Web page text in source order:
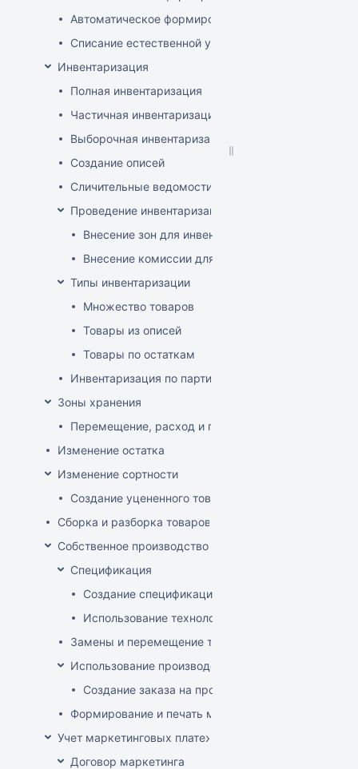
Автоматическое формирование документов
Списание естественной убыли
Инвентаризация
Полная инвентаризация
Частичная инвентаризация
Выборочная инвентаризация
Создание описей
Сличительные ведомости
Проведение инвентаризации по зонам и комиссиям
Внесение зон для инвентаризации
Внесение комиссии для инвентаризации
Типы инвентаризации
Множество товаров
Товары из описей
Товары по остаткам
Инвентаризация по партиям
Зоны хранения
Перемещение, расход и приход на зону хранения
Изменение остатка
Изменение сортности
Создание уцененного товара
Сборка и разборка товаров
Собственное производство
Спецификация
Создание спецификации
Использование технологий
Замены и перемещение товаров в
Использование производственного заказа
Создание заказа на производство изделия
Формирование и печать меню кафе
Учет маркетинговых платежей
Договор маркетинга